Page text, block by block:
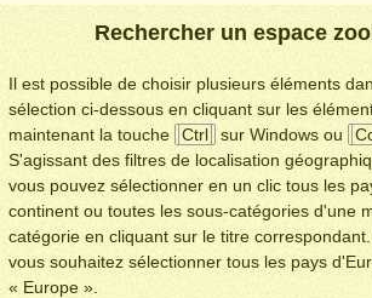
Rechercher un espace
Il est possible de choisir plusieurs éléments
sélection ci-dessous en cliquant sur les
maintenant la touche
Ctrl sur Windows ou
S'agissant des filtres de localisation
vous pouvez sélectionner en un clic tous les
continent ou toutes les sous-catégories d'une
catégorie en cliquant sur le titre
vous souhaitez sélectionner tous les pays
« Europe ».